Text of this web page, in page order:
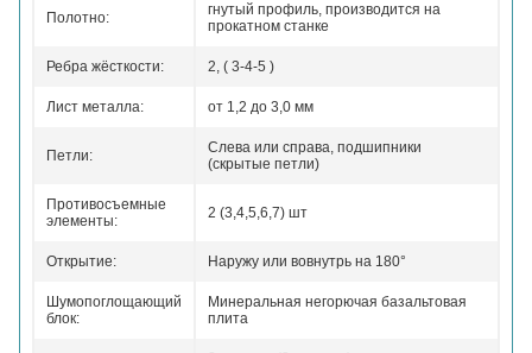
Полотно:
гнутый профиль, производится на
прокатном станке
Ребра жёсткости: 2, ( 3-4-5 )
Лист металла: от 1,2 до 3,0 мм
Петли:
Слева или справа, подшипники
(скрытые петли)
Противосъемные
элементы:
2 (3,4,5,6,7) шт
Открытие: Наружу или вовнутрь на 180°
Шумопоглощающий
блок:
Минеральная негорючая базальтовая
плита